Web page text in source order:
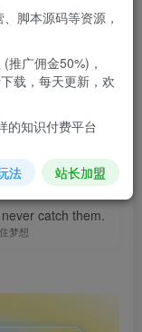
级代理免费
买，可保存购买订单
catch them.
梦想
脚本源码等资源，
推广佣金50%)，
载，每天更新，欢
的知识付费平台
法 站长加盟